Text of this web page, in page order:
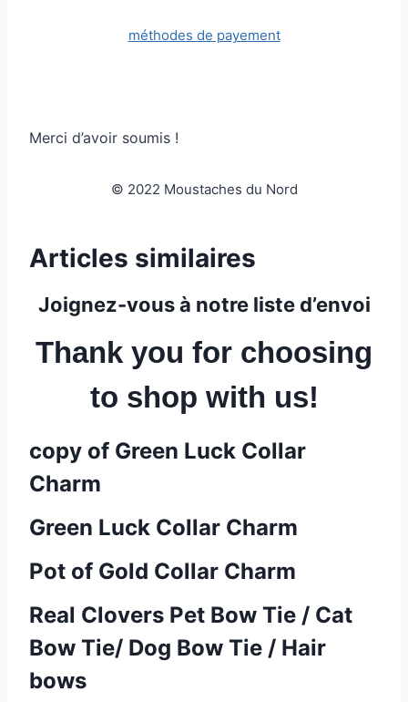
méthodes de payement
Merci d’avoir soumis !
© 2022 Moustaches du Nord
Articles similaires
Joignez-vous à notre liste d’envoi
Thank you for choosing
to shop with us!
copy of Green Luck Collar
Charm
Green Luck Collar Charm
Pot of Gold Collar Charm
Real Clovers Pet Bow Tie / Cat
Bow Tie/ Dog Bow Tie / Hair
bows